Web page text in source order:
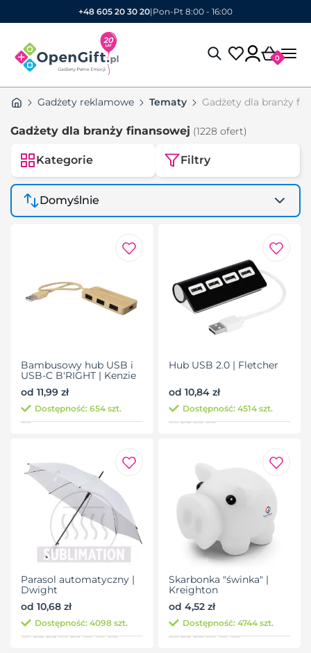
+48 605 20 30 20|Pon-Pt 8:00 - 16:00
0
Gadżety reklamowe Tematy Gadżety dla branży
Gadżety dla branży finansowej (1228 ofert)
Kategorie Filtry
Domyślnie
Bambusowy hub USB i
USB-C B'RIGHT | Kenzie
od 11,99 zł
Dostępność: 654 szt.
Hub USB 2.0 | Fletcher
od 10,84 zł
Dostępność: 4514 szt.
Parasol automatyczny |
Dwight
od 10,68 zł
Dostępność: 4098 szt.
Skarbonka "świnka" |
Kreighton
od 4,52 zł
Dostępność: 4744 szt.